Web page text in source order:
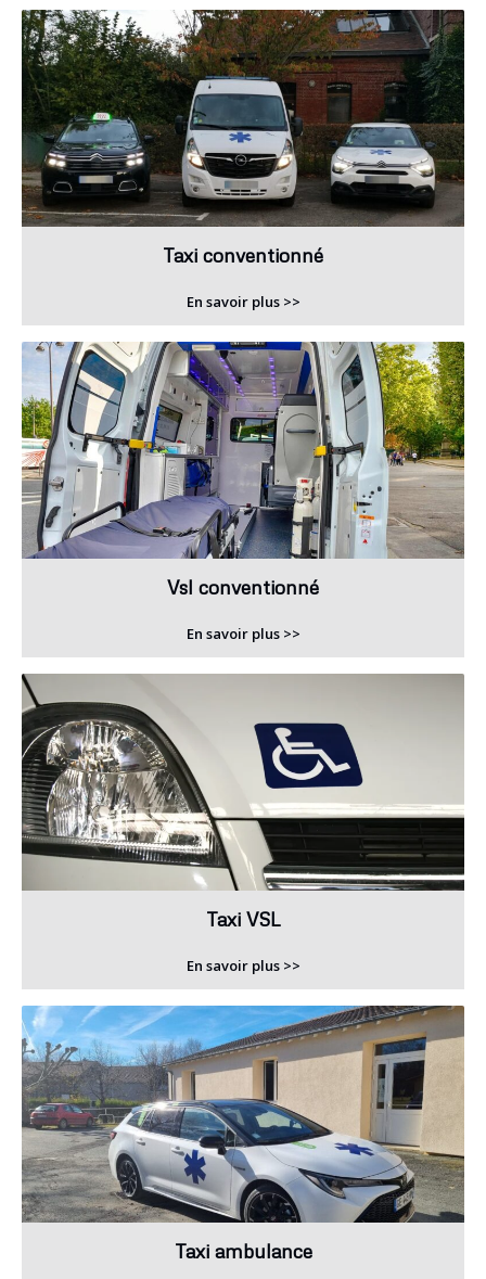
Taxi conventionné
En savoir plus >>
Vsl conventionné
En savoir plus >>
Taxi VSL
En savoir plus >>
Taxi ambulance